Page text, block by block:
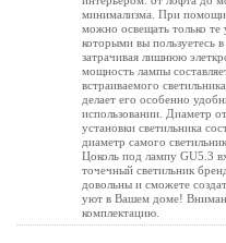
минимализма. При помощи
можно освещать только те
которыми вы пользуетесь
затрачивая лишнюю
мощность лампы
встраиваемого
делает его особенно
использовании. Диаметр
установки светильника
диаметр самого
Цоколь под лампу GU5.3
точечный светильник
довольны и сможете
уют в Вашем доме!
комплектацию.